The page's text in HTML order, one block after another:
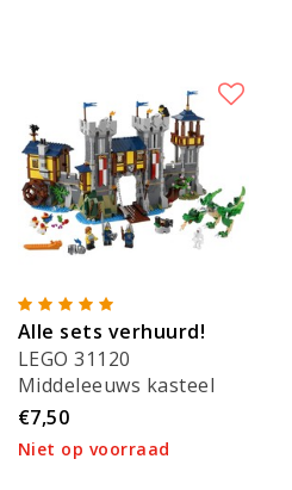
Alle sets verhuurd!
LEGO 31120
Middeleeuws kasteel
€7,50
Niet op voorraad